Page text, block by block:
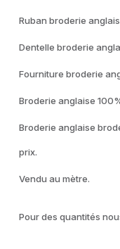
Ruban broderie
Dentelle broderie
Fourniture broderie
Broderie anglaise
Broderie anglaise
prix.
Vendu au mètre.
Pour des quantités